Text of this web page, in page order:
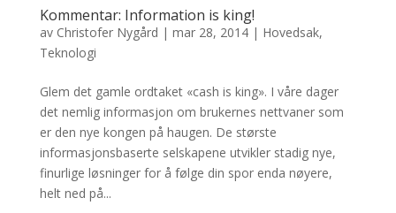
Kommentar: Information is king!
av Christofer Nygård | mar 28, 2014| Hovedsak,
Teknologi
Glem det gamle ordtaket «cash is king». I våre dager
det nemlig informasjon om brukernes nettvaner som
er den nye kongen på haugen. De største
informasjonsbaserte selskapene utvikler stadig nye,
finurlige løsninger for å følge din spor enda nøyere,
helt ned på...